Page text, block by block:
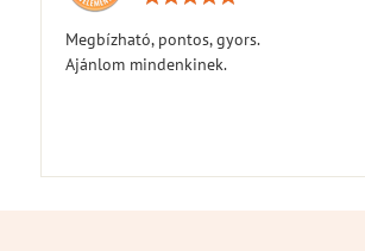
Megbízható, pontos, gyors.
Ajánlom mindenkinek.